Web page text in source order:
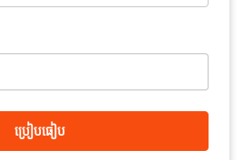
ប្រៀបធៀប